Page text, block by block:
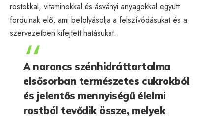
rostokkal, vitaminokkal és ásványi anyagokkal együtt
fordulnak elő, ami befolyásolja a felszívódásukat és a
szervezetben kifejtett hatásukat.
A narancs szénhidráttartalma
elsősorban természetes cukrokból
és jelentős mennyiségű élelmi
rostból tevődik össze, melyek